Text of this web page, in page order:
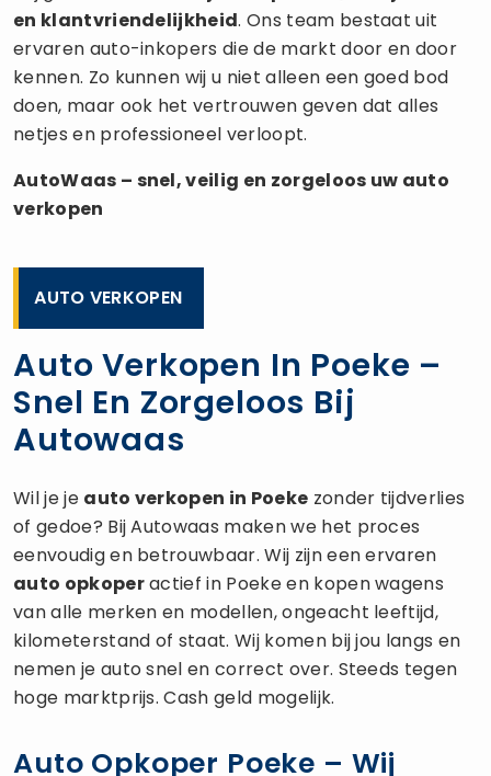
en klantvriendelijkheid. Ons team bestaat uit
ervaren auto-inkopers die de markt door en door
kennen. Zo kunnen wij u niet alleen een goed bod
doen, maar ook het vertrouwen geven dat alles
netjes en professioneel verloopt.
AutoWaas – snel, veilig en zorgeloos uw auto
verkopen
AUTO VERKOPEN
Auto Verkopen In Poeke –
Snel En Zorgeloos Bij
Autowaas
Wil je je auto verkopen in Poeke zonder tijdverlies
of gedoe? Bij Autowaas maken we het proces
eenvoudig en betrouwbaar. Wij zijn een ervaren
auto opkoperactief in Poeke en kopen wagens
van alle merken en modellen, ongeacht leeftijd,
kilometerstand of staat. Wij komen bij jou langs en
nemen je auto snel en correct over. Steeds tegen
hoge marktprijs. Cash geld mogelijk.
Auto Opkoper Poeke – Wij